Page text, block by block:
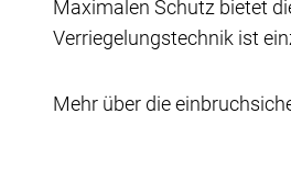
Maximalen Schutz bietet
Verriegelungstechnik ist
Mehr über die